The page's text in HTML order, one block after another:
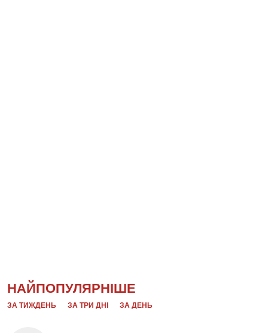
НАЙПОПУЛЯРНІШЕ
ЗА ТИЖДЕНЬ ЗА ТРИ ДНІ ЗА ДЕНЬ